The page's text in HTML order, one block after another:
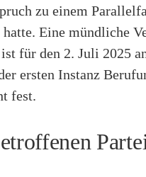
zu einem
Eine mündliche
für den 2. Juli 2025
ersten Instanz
fest.